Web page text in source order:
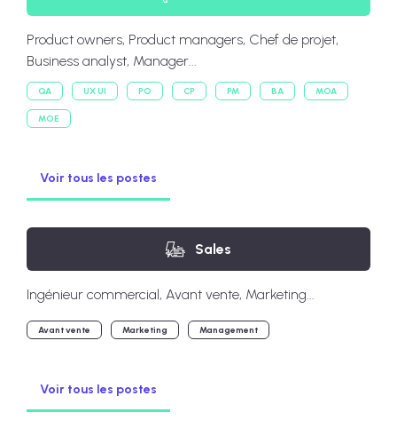
Product owners, Product managers, Chef de projet,
Business analyst, Manager...
QA UX UI PO CP PM BA MOA
MOE
Voir tous les postes
Sales
Ingénieur commercial, Avant vente, Marketing...
Avant vente Marketing Management
Voir tous les postes